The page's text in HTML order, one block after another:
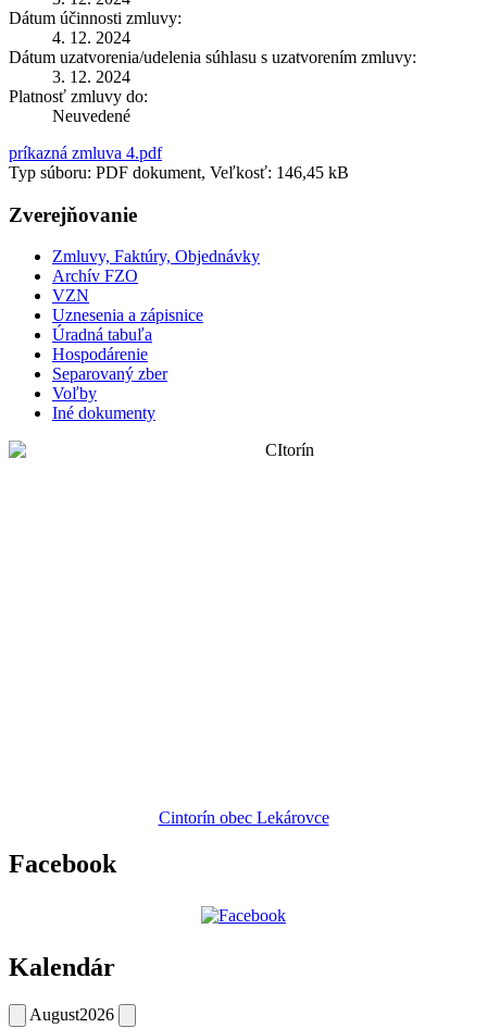
Dátum účinnosti zmluvy:
4. 12. 2024
Dátum uzatvorenia/udelenia súhlasu s uzatvorením zmluvy:
3. 12. 2024
Platnosť zmluvy do:
Neuvedené
príkazná zmluva 4.pdf
Typ súboru: PDF dokument, Veľkosť: 146,45 kB
Zverejňovanie
Zmluvy, Faktúry, Objednávky
Archív FZO
VZN
Uznesenia a zápisnice
Úradná tabuľa
Hospodárenie
Separovaný zber
Voľby
Iné dokumenty
Cintorín obec Lekárovce
Facebook
Kalendár
August2026